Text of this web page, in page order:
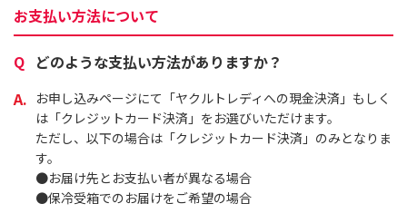
お支払い方法について
どのような支払い方法がありますか？
お申し込みページにて「ヤクルトレディへの現金決済」もしく
は「クレジットカード決済」をお選びいただけます。
ただし、以下の場合は「クレジットカード決済」のみとなりま
す。
●お届け先とお支払い者が異なる場合
●保冷受箱でのお届けをご希望の場合